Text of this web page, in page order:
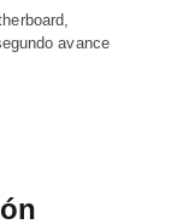
avance